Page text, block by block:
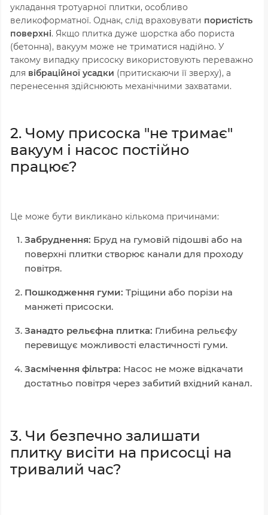
укладання тротуарної плитки, особливо
великоформатної. Однак, слід враховувати пористість
поверхні. Якщо плитка дуже шорстка або пориста
(бетонна), вакуум може не триматися надійно. У
такому випадку присоску використовують переважно
для вібраційної усадки (притискаючи її зверху), а
перенесення здійснюють механічними захватами.
2. Чому присоска "не тримає"
вакуум і насос постійно
працює?
Це може бути викликано кількома причинами:
Забруднення: Бруд на гумовій підошві або на
поверхні плитки створює канали для проходу
повітря.
Пошкодження гуми: Тріщини або порізи на
манжеті присоски.
Занадто рельєфна плитка: Глибина рельєфу
перевищує можливості еластичності гуми.
Засмічення фільтра: Насос не може відкачати
достатньо повітря через забитий вхідний канал.
3. Чи безпечно залишати
плитку висіти на присосці на
тривалий час?